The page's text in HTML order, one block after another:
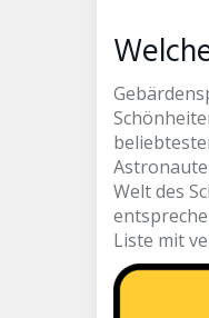
Welt des
Liste mit